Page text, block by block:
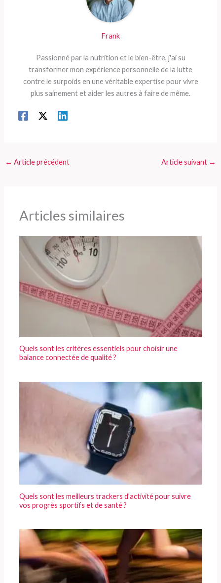
Frank
Passionné par la nutrition et le bien-être, j'ai su
transformer mon expérience personnelle de la lutte
contre le surpoids en une véritable expertise pour vivre
plus sainement et aider les autres à faire de même.
← Article précédent Article suivant →
Articles similaires
Quels sont les critères essentiels pour choisir une
balance connectée de qualité ?
Quels sont les meilleurs trackers d’activité pour suivre
vos progrès sportifs et de santé ?